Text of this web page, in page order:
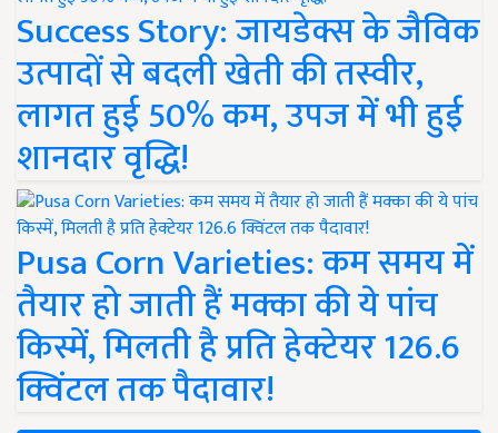
Success Story: जायडेक्स के जैविक
उत्पादों से बदली खेती की तस्वीर,
लागत हुई 50% कम, उपज में भी हुई
शानदार वृद्धि!
Pusa Corn Varieties: कम समय में
तैयार हो जाती हैं मक्का की ये पांच
किस्में, मिलती है प्रति हेक्टेयर 126.6
क्विंटल तक पैदावार!